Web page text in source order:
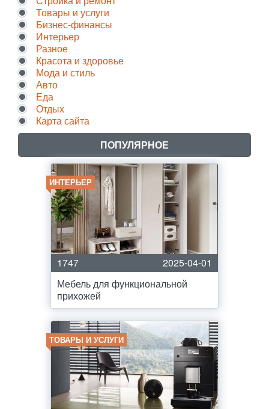
Товары и услуги
Бизнес-финансы
Интерьер
Разное
Красота и здоровье
Мода и стиль
Авто
Еда
Отдых
Карта сайта
ПОПУЛЯРНОЕ
ИНТЕРЬЕР
1747
2025-04-01
Мебель для функциональной
прихожей
ТОВАРЫ И УСЛУГИ